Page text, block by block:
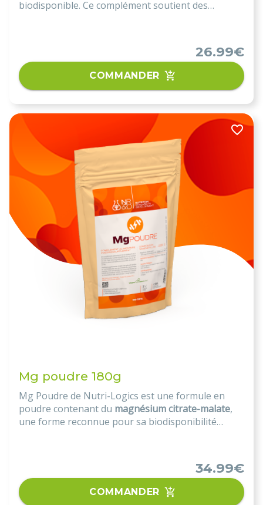
biodisponible. Ce complément soutient des
26.99€
COMMANDER
Mg poudre 180g
Mg Poudre de Nutri-Logics est une formule en
poudre contenant du magnésium citrate-malate,
une forme reconnue pour sa biodisponibilité
34.99€
COMMANDER